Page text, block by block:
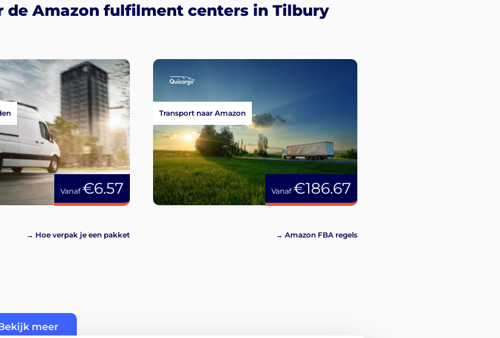
de Amazon fulfilment centers in Tilbury
Vanaf€6.57
→ Hoe verpak je een pakket
Vanaf€186.67
Transport naar Amazon
→ Amazon FBA regels
meer